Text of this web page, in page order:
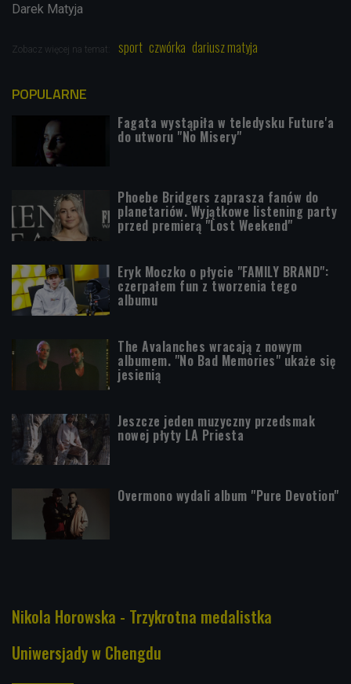
Darek Matyja
Zobacz więcej na temat: sport czwórka dariusz matyja
POPULARNE
Fagata wystąpiła w teledysku Future'a
do utworu "No Misery"
Phoebe Bridgers zaprasza fanów do
planetariów. Wyjątkowe listening party
przed premierą "Lost Weekend"
Eryk Moczko o płycie "FAMILY BRAND":
czerpałem fun z tworzenia tego
albumu
The Avalanches wracają z nowym
albumem. "No Bad Memories" ukaże się
jesienią
Jeszcze jeden muzyczny przedsmak
nowej płyty LA Priesta
Overmono wydali album "Pure Devotion"
Nikola Horowska - Trzykrotna medalistka
Uniwersjady w Chengdu